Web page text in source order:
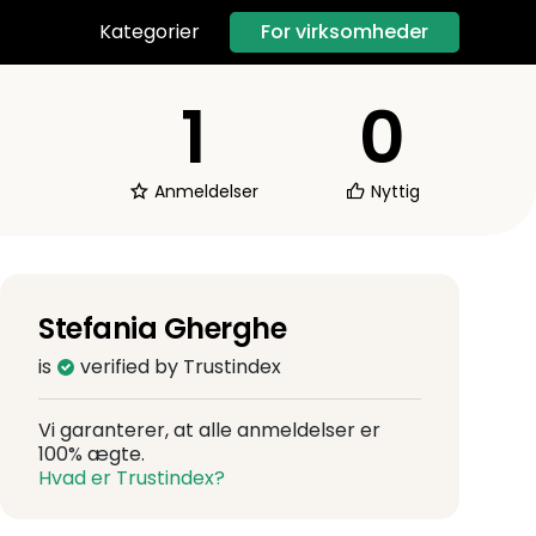
Kategorier For virksomheder
1
Anmeldelser
0
Nyttig
Stefania Gherghe
is verified by Trustindex
Vi garanterer, at alle anmeldelser er
100% ægte.
Hvad er Trustindex?